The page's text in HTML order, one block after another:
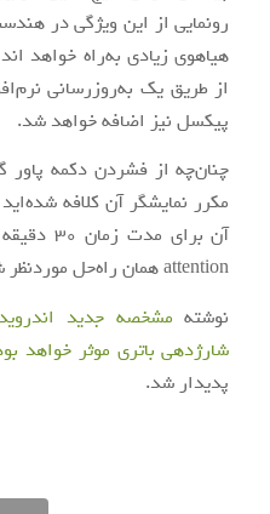
رونمایی از این ویژگی در
هیاهوی زیادی به‌راه خواهد
از طریق یک به‌روزرسانی
پیکسل نیز اضافه خواهد شد.
چنان‌چه از فشردن دکمه
مکرر نمایشگر آن کلافه
attention همان راه‌حل موردنظر شما خواهد بود.
نوشته
شارژدهی باتری موثر خواهد
پدیدار شد.